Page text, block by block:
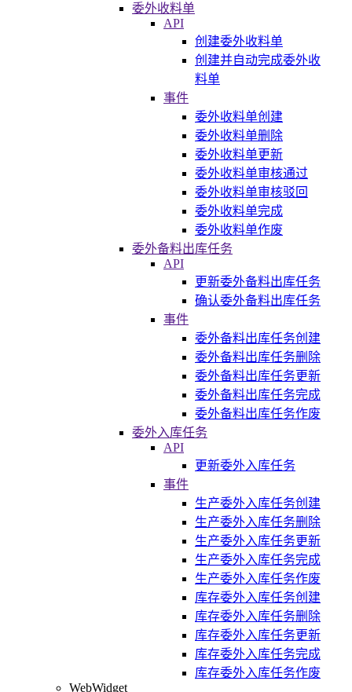
委外收料单
API
创建委外收料单
创建并自动完成委外收
料单
事件
委外收料单创建
委外收料单删除
委外收料单更新
委外收料单审核通过
委外收料单审核驳回
委外收料单完成
委外收料单作废
委外备料出库任务
API
更新委外备料出库任务
确认委外备料出库任务
事件
委外备料出库任务创建
委外备料出库任务删除
委外备料出库任务更新
委外备料出库任务完成
委外备料出库任务作废
委外入库任务
API
更新委外入库任务
事件
生产委外入库任务创建
生产委外入库任务删除
生产委外入库任务更新
生产委外入库任务完成
生产委外入库任务作废
库存委外入库任务创建
库存委外入库任务删除
库存委外入库任务更新
库存委外入库任务完成
库存委外入库任务作废
WebWidget